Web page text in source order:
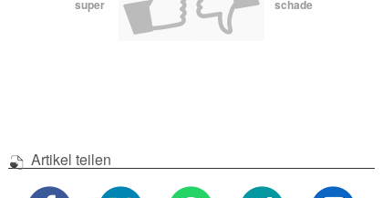
super schade
Artikel teilen